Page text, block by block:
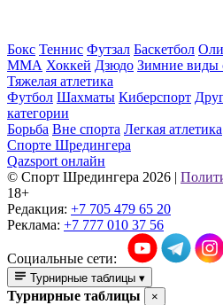
Бокс Теннис Футзал Баскетбол
ММА Хоккей Дзюдо Зимние виды
Тяжелая атлетика
Футбол Шахматы Киберспорт
категории
Борьба Вне спорта Легкая атлетика
Спорте Шредингера
Qazsport онлайн
© Cпорт Шредингера 2026 |
18+
Редакция: +7 705 479 65 20
Реклама: +7 777 010 37 56
Социальные сети:
Турнирные таблицы ▾
Турнирные таблицы
×